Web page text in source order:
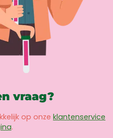
vraag?
op onze klantenservice
.